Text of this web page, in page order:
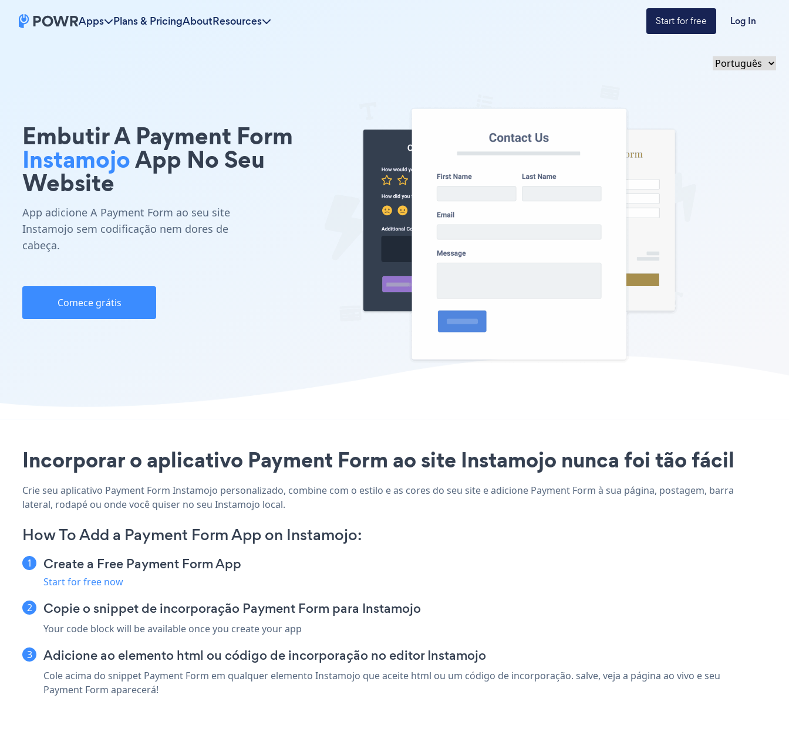
Apps Plans & PricingAboutResources Start for free Log In
Embutir A Payment Form
InstamojoApp No Seu
Website
App adicione A Payment Form ao seu site
Instamojo sem codificação nem dores de
cabeça.
Comece grátis
Incorporar o aplicativo Payment Form ao site Instamojo nunca foi tão fácil
Crie seu aplicativo Payment Form Instamojo personalizado, combine com o estilo e as cores do seu site e adicione Payment Form à sua página, postagem, barra
lateral, rodapé ou onde você quiser no seu Instamojo local.
How To Add a Payment Form App on Instamojo:
Create a Free Payment Form App
Start for free now
Copie o snippet de incorporação Payment Form para Instamojo
Your code block will be available once you create your app
Adicione ao elemento html ou código de incorporação no editor Instamojo
Cole acima do snippet Payment Form em qualquer elemento Instamojo que aceite html ou um código de incorporação. salve, veja a página ao vivo e seu
Payment Form aparecerá!